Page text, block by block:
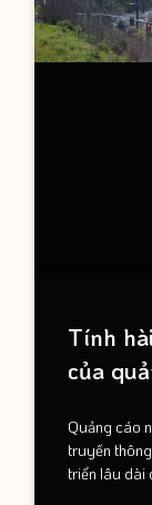
Tính
của
Quảng cáo
truyền
triển lâu dài